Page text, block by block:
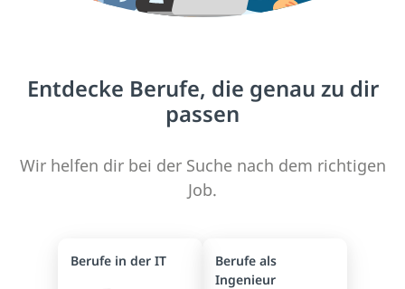
Entdecke Berufe, die genau zu dir
passen
Wir helfen dir bei der Suche nach dem richtigen
Job.
Berufe in der IT
Berufe als
Ingenieur